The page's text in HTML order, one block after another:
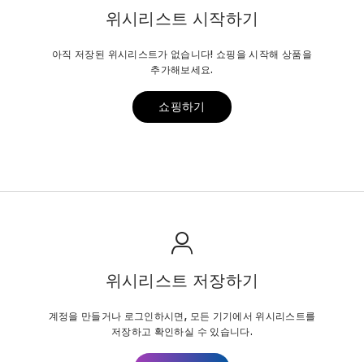
위시리스트 시작하기
아직 저장된 위시리스트가 없습니다! 쇼핑을 시작해 상품을
추가해보세요.
쇼핑하기
위시리스트 저장하기
계정을 만들거나 로그인하시면, 모든 기기에서 위시리스트를
저장하고 확인하실 수 있습니다.